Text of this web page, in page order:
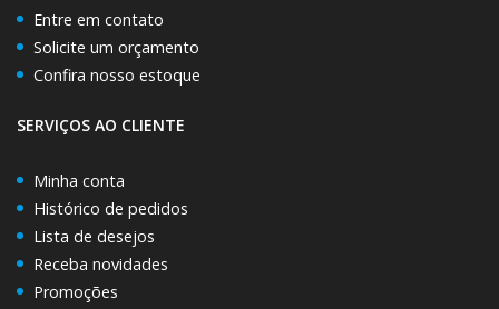
Entre em contato
Solicite um orçamento
Confira nosso estoque
SERVIÇOS AO CLIENTE
Minha conta
Histórico de pedidos
Lista de desejos
Receba novidades
Promoções